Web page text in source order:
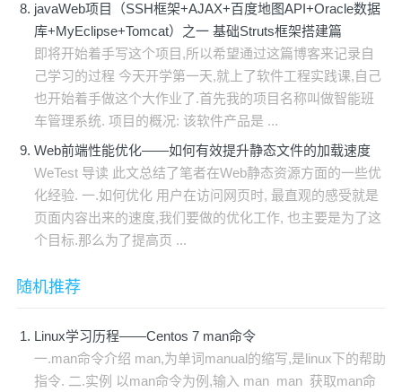
javaWeb项目（SSH框架+AJAX+百度地图API+Oracle数据
库+MyEclipse+Tomcat）之一 基础Struts框架搭建篇
即将开始着手写这个项目,所以希望通过这篇博客来记录自
己学习的过程 今天开学第一天,就上了软件工程实践课,自己
也开始着手做这个大作业了.首先我的项目名称叫做智能班
车管理系统. 项目的概况: 该软件产品是 ...
Web前端性能优化——如何有效提升静态文件的加载速度
WeTest 导读 此文总结了笔者在Web静态资源方面的一些优
化经验. 一.如何优化 用户在访问网页时, 最直观的感受就是
页面内容出来的速度,我们要做的优化工作, 也主要是为了这
个目标.那么为了提高页 ...
随机推荐
Linux学习历程——Centos 7 man命令
一.man命令介绍 man,为单词manual的缩写,是linux下的帮助
指令. 二.实例 以man命令为例,输入 man man 获取man命